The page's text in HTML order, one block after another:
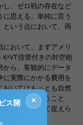
し、ゼロ戦の存在など
に思える。単純に言う
という点において、両
おいて、まずアメリ
VT信管付きの対空砲
から、客観的にデータ
に実際にかかる費用を
おいてはもっとも自然
なる、ということ
産的活動として捉えら
×
ス開